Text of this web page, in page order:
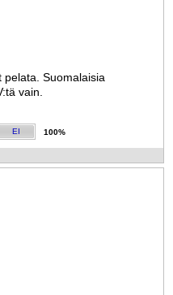
Suomalaisia
vain.
EI 100%